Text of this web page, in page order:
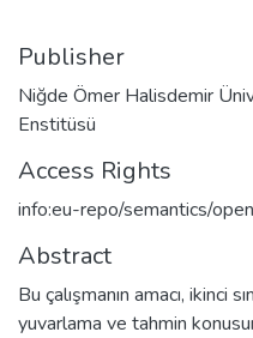
Publisher
Niğde Ömer Halisdemir
Enstitüsü
Access Rights
info:eu-repo/semantics/
Abstract
Bu çalışmanın amacı, ikinci
yuvarlama ve tahmin